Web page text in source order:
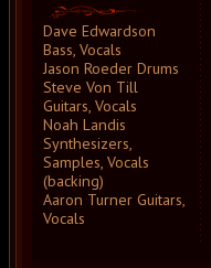
Dave Edwardson
Bass, Vocals
Jason Roeder Drums
Steve Von Till
Guitars, Vocals
Noah Landis
Synthesizers,
Samples, Vocals
(backing)
Aaron Turner Guitars,
Vocals